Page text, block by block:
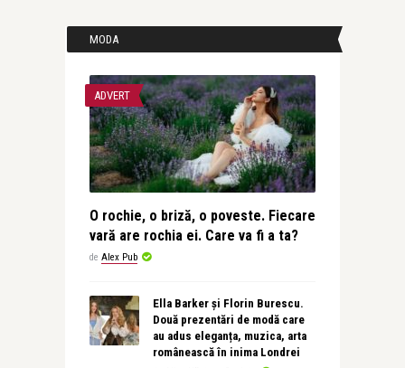
MODA
ADVERT
O rochie, o briză, o poveste. Fiecare
vară are rochia ei. Care va fi a ta?
de Alex Pub
Ella Barker și Florin Burescu.
Două prezentări de modă care
au adus eleganța, muzica, arta
românească în inima Londrei